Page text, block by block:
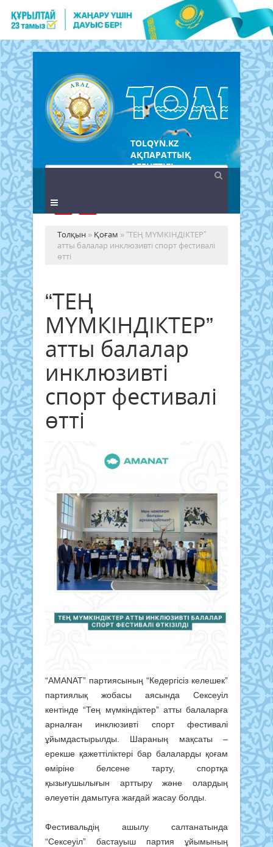
TOLQYN.KZ
АҚПАРАТТЫҚ
АГЕНТТІГІ
Толқын » Қоғам » “ТЕҢ МҮМКІНДІКТЕР”
атты балалар инклюзивті спорт фестивалі
өтті
“ТЕҢ
МҮМКІНДІКТЕР”
атты балалар
инклюзивті
спорт фестивалі
өтті
“AMANAT” партиясының “Кедергісіз келешек”
партиялық жобасы аясында Сексеуіл
кентінде “Тең мүмкіндіктер” атты балаларға
арналған инклюзивті спорт фестивалі
ұйымдастырылды. Шараның мақсаты –
ерекше қажеттіліктері бар балаларды қоғам
өміріне белсене тарту, спортқа
қызығушылығын арттыру және олардың
әлеуетін дамытуға жағдай жасау болды.
Фестивальдің ашылу салтанатында
“Сексеуіл” бастауыш партия ұйымының